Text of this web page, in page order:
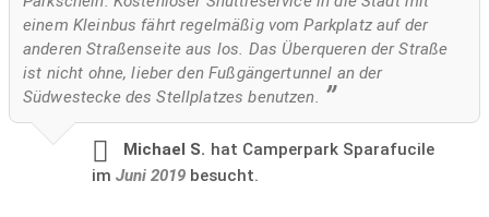
einem Kleinbus fährt regelmäßig vom Parkplatz auf der
anderen Straßenseite aus los. Das Überqueren der Straße
ist nicht ohne, lieber den Fußgängertunnel an der
Südwestecke des Stellplatzes benutzen.
Michael S. hat Camperpark Sparafucile
im Juni 2019 besucht.